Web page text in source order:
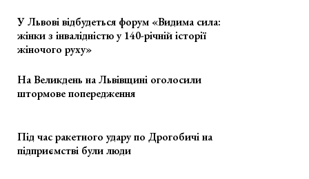
У Львові відбудеться форум «Видима сила:
жінки з інвалідністю у 140-річній історії
жіночого руху»
На Великдень на Львівщині оголосили
штормове попередження
Під час ракетного удару по Дрогобичі на
підприємстві були люди